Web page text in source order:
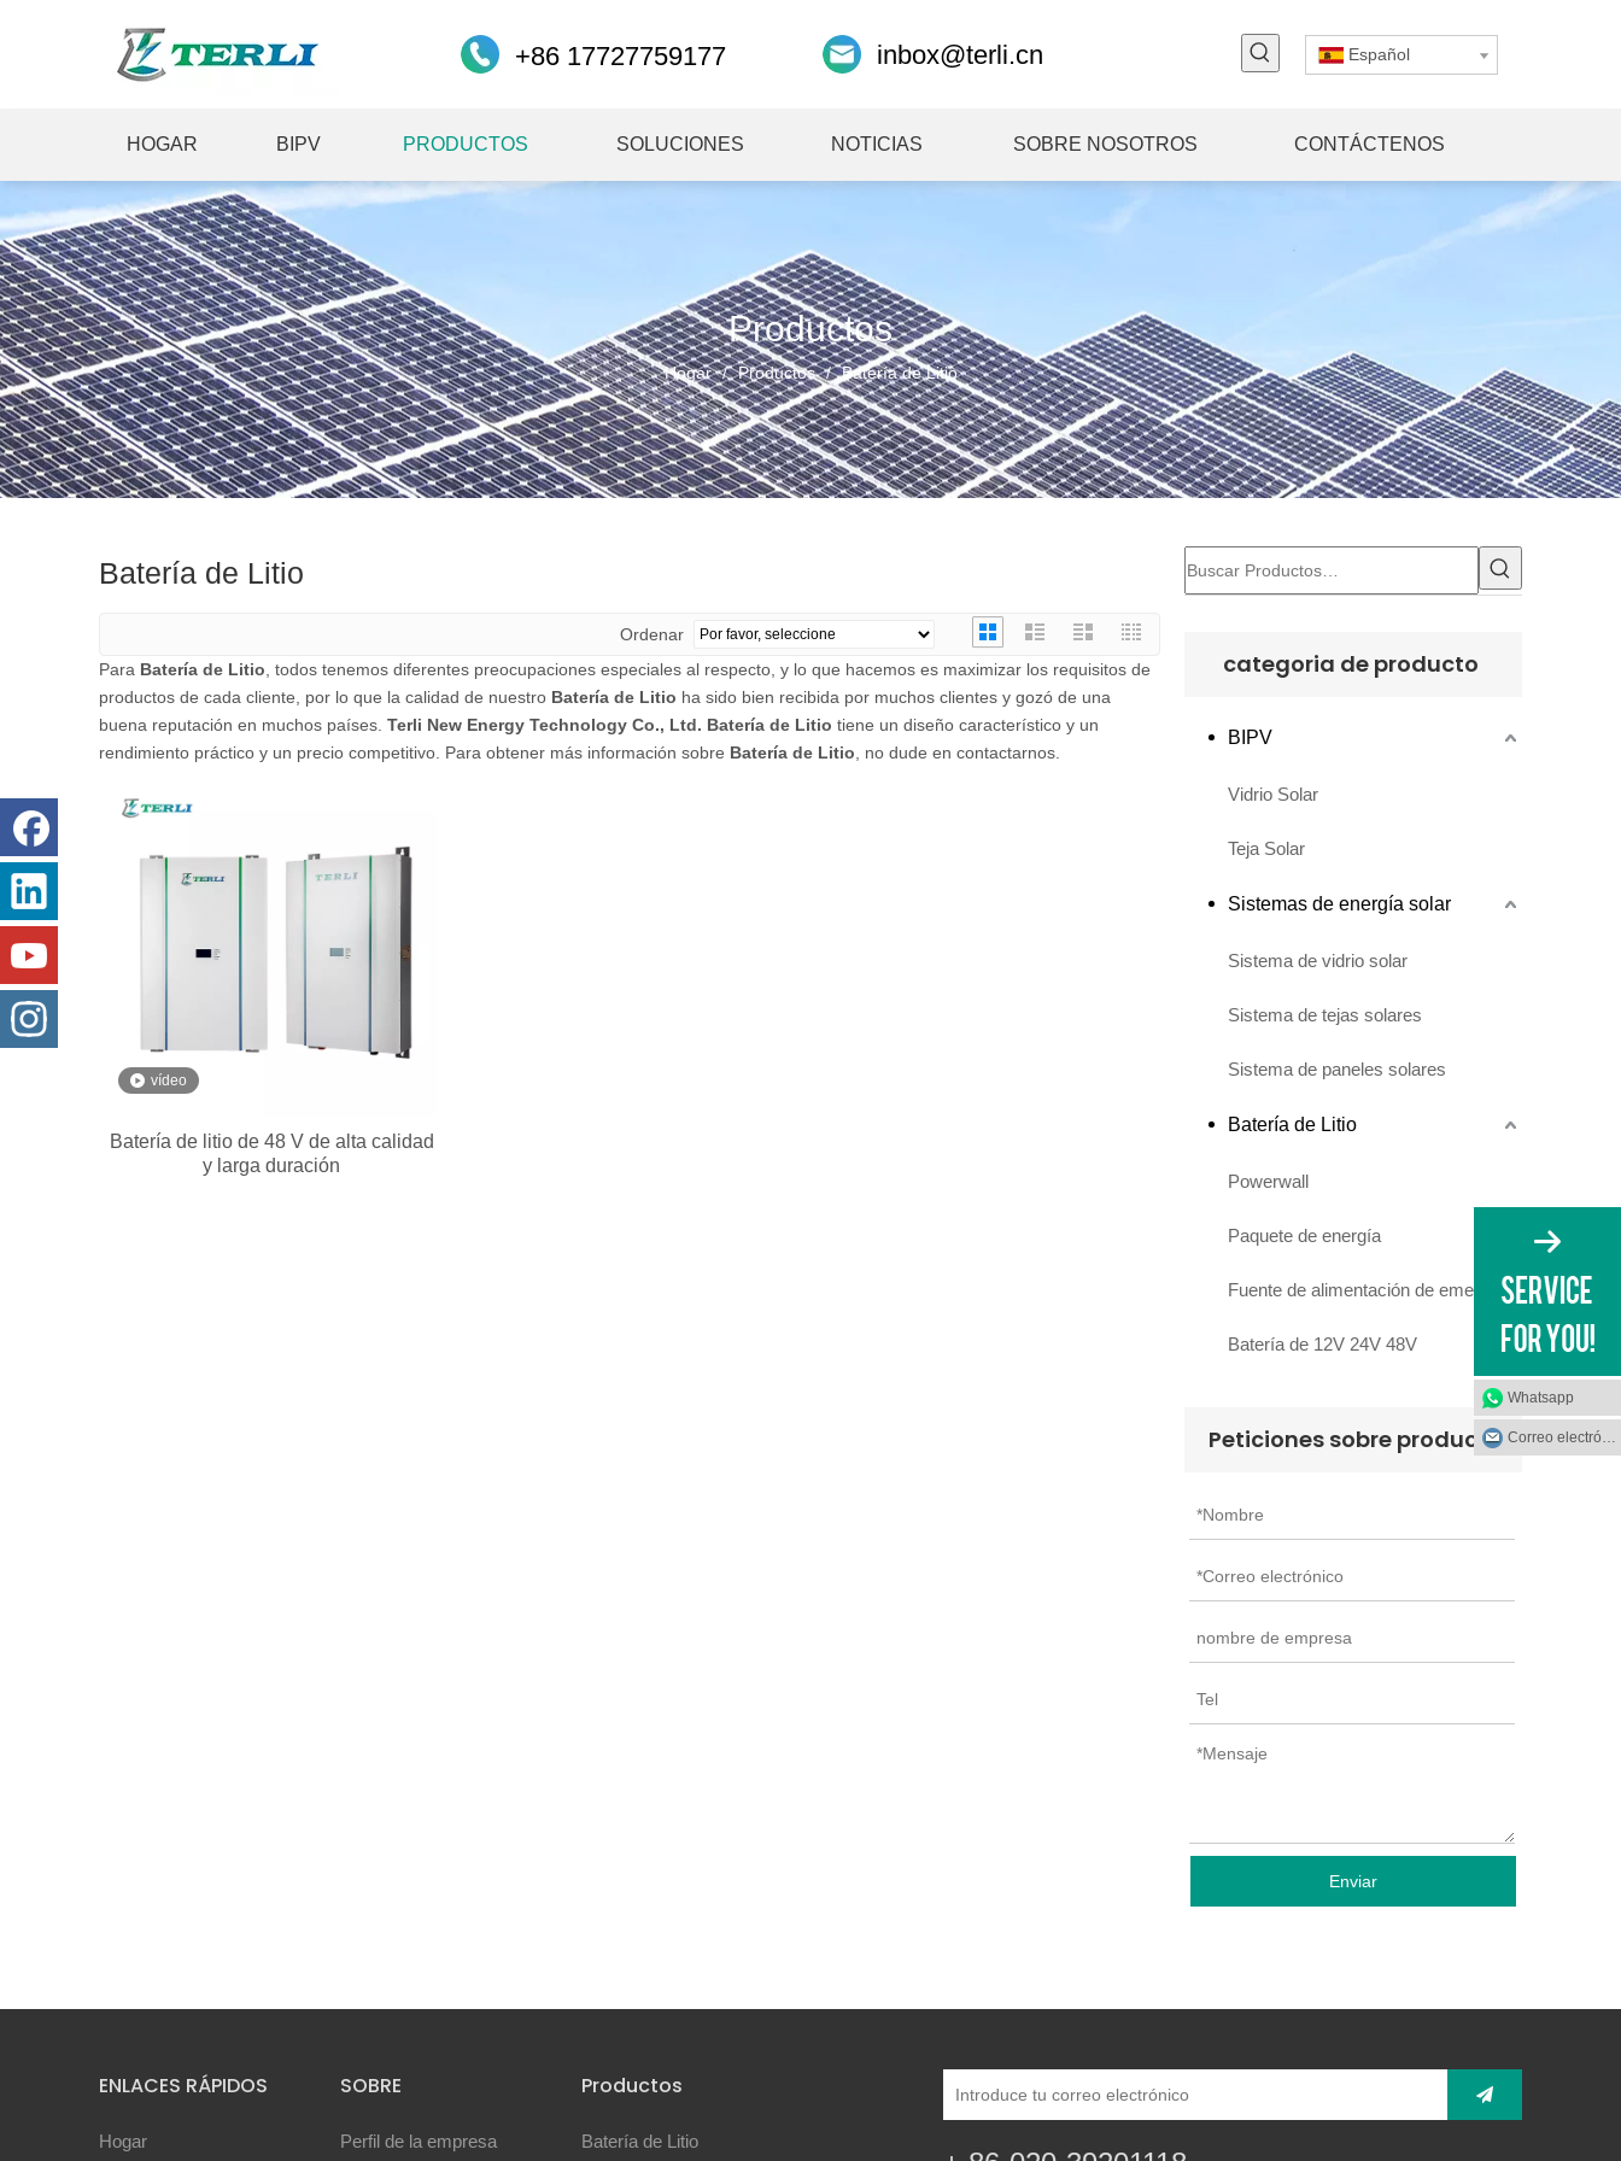
+86 17727759177 inbox@terli.cn Español
HOGAR BIPV PRODUCTOS SOLUCIONES NOTICIAS SOBRE NOSOTROS CONTÁCTENOS
Productos
Hogar / Productos / Batería de Litio
Batería de Litio
Ordenar
Para Batería de Litio , todos tenemos diferentes preocupaciones especiales al respecto, y lo que hacemos es maximizar los requisitos de
productos de cada cliente, por lo que la calidad de nuestro Batería de Litio ha sido bien recibida por muchos clientes y gozó de una
buena reputación en muchos países. Terli New Energy Technology Co., Ltd. Batería de Litio tiene un diseño característico y un
rendimiento práctico y un precio competitivo. Para obtener más información sobre Batería de Litio , no dude en contactarnos.
vídeo
Batería de litio de 48 V de alta calidad
y larga duración
categoria de producto
BIPV
Vidrio Solar
Teja Solar
Sistemas de energía solar
Sistema de vidrio solar
Sistema de tejas solares
Sistema de paneles solares
Batería de Litio
Powerwall
Paquete de energía
Batería de 12V 24V 48V
Peticiones sobre producto
Enviar
ENLACES RÁPIDOS
Hogar
SOBRE
Perfil de la empresa
Productos
Batería de Litio
Whatsapp
Correo electrónico